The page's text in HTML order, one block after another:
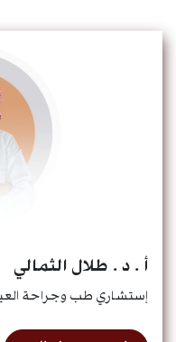
أ . د . طلال الثمالي
إستشاري طب وجراحة